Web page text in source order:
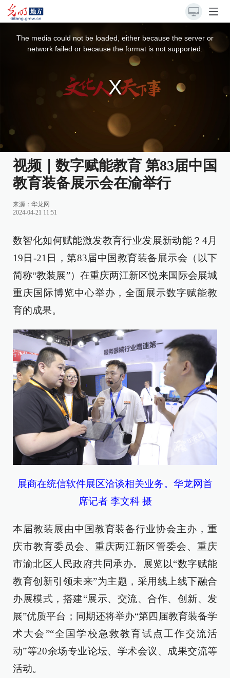
The media could not be loaded, either because the server or
network failed or because the format is not supported.
视频｜数字赋能教育 第83届中国
教育装备展示会在渝举行
来源： 华龙网
2024-04-21 11:51
数智化如何赋能激发教育行业发展新动能？4月
19日-21日，第83届中国教育装备展示会（以下
简称“教装展”）在重庆两江新区悦来国际会展城
重庆国际博览中心举办，全面展示数字赋能教
育的成果。
展商在统信软件展区洽谈相关业务。华龙网首
席记者 李文科 摄
本届教装展由中国教育装备行业协会主办，重
庆市教育委员会、重庆两江新区管委会、重庆
市渝北区人民政府共同承办。展览以“数字赋能
教育创新引领未来”为主题，采用线上线下融合
办展模式，搭建“展示、交流、合作、创新、发
展”优质平台；同期还将举办“第四届教育装备学
术大会”“全国学校急救教育试点工作交流活
动”等20余场专业论坛、学术会议、成果交流等
活动。